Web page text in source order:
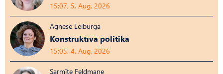
15:07, 5. Aug, 2026
Agnese Leiburga
Konstruktīvā politika
15:05, 4. Aug, 2026
Sarmīte Feldmane